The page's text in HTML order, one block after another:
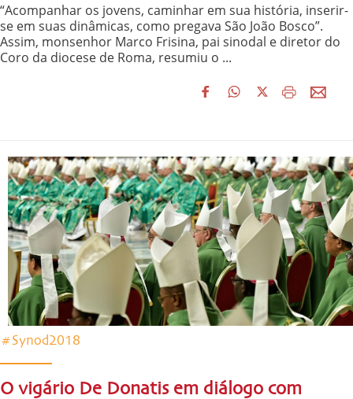
“Acompanhar os jovens, caminhar em sua história, inserir-
se em suas dinâmicas, como pregava São João Bosco”.
Assim, monsenhor Marco Frisina, pai sinodal e diretor do
Coro da diocese de Roma, resumiu o ...
#Synod2018
O vigário De Donatis em diálogo com